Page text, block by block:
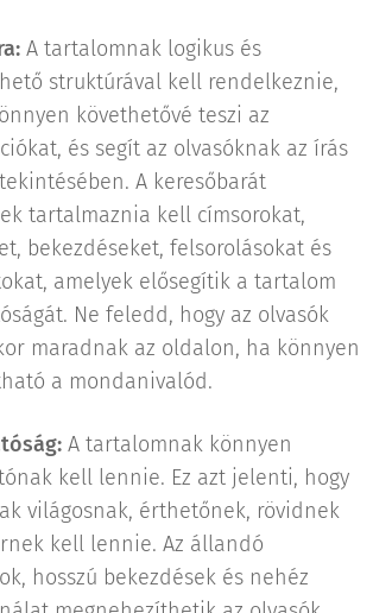
A tartalomnak logikus és
struktúrával kell rendelkeznie,
követhetővé teszi az
és segít az olvasóknak az írás
A keresőbarát
tartalmaznia kell címsorokat,
bekezdéseket, felsorolásokat és
amelyek elősegítik a tartalom
Ne feledd, hogy az olvasók
maradnak az oldalon, ha könnyen
a mondanivalód.
A tartalomnak könnyen
kell lennie. Ez azt jelenti, hogy
világosnak, érthetőnek, rövidnek
kell lennie. Az állandó
hosszú bekezdések és nehéz